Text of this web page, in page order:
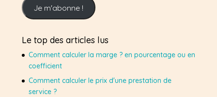
e-
mail
Je m'abonne !
Le top des articles lus
Comment calculer la marge ? en pourcentage ou en
coefficient
Comment calculer le prix d'une prestation de
service ?